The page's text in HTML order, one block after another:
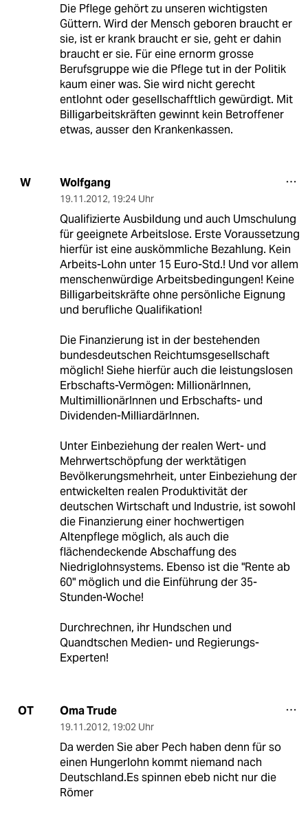
Die Pflege gehört zu unseren wichtigsten
Güttern. Wird der Mensch geboren braucht er
sie, ist er krank braucht er sie, geht er dahin
braucht er sie. Für eine ernorm grosse
Berufsgruppe wie die Pflege tut in der Politik
kaum einer was. Sie wird nicht gerecht
entlohnt oder gesellschafftlich gewürdigt. Mit
Billigarbeitskräften gewinnt kein Betroffener
etwas, ausser den Krankenkassen.
W Wolfgang
19.11.2012, 19:24 Uhr
Qualifizierte Ausbildung und auch Umschulung
für geeignete Arbeitslose. Erste Voraussetzung
hierfür ist eine auskömmliche Bezahlung. Kein
Arbeits-Lohn unter 15 Euro-Std.! Und vor allem
menschenwürdige Arbeitsbedingungen! Keine
Billigarbeitskräfte ohne persönliche Eignung
und berufliche Qualifikation!
Die Finanzierung ist in der bestehenden
bundesdeutschen Reichtumsgesellschaft
möglich! Siehe hierfür auch die leistungslosen
Erbschafts-Vermögen: MillionärInnen,
MultimillionärInnen und Erbschafts- und
Dividenden-MilliardärInnen.
Unter Einbeziehung der realen Wert- und
Mehrwertschöpfung der werktätigen
Bevölkerungsmehrheit, unter Einbeziehung der
entwickelten realen Produktivität der
deutschen Wirtschaft und Industrie, ist sowohl
die Finanzierung einer hochwertigen
Altenpflege möglich, als auch die
flächendeckende Abschaffung des
Niedriglohnsystems. Ebenso ist die "Rente ab
60" möglich und die Einführung der 35-
Stunden-Woche!
Durchrechnen, ihr Hundschen und
Quandtschen Medien- und Regierungs-
Experten!
OT Oma Trude
19.11.2012, 19:02 Uhr
Da werden Sie aber Pech haben denn für so
einen Hungerlohn kommt niemand nach
Deutschland.Es spinnen ebeb nicht nur die
Römer